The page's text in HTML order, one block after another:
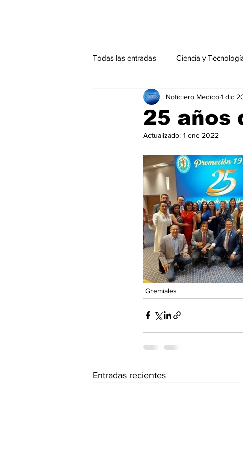
Todas las entradas Ciencia y
Actualidad Salud Mental
Endocrinología Actualidad especial
Consulta Externa especial
Especiales especial Perfiles
dia mundial de la hipertension
25 años
Noticiero Medico1 dic
Actualizado: 1 ene 2022
Gremiales
Entradas recientes